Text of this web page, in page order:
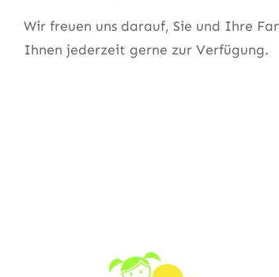
Wir freuen uns darauf, Sie und Ihre
Ihnen jederzeit gerne zur Verfügung.